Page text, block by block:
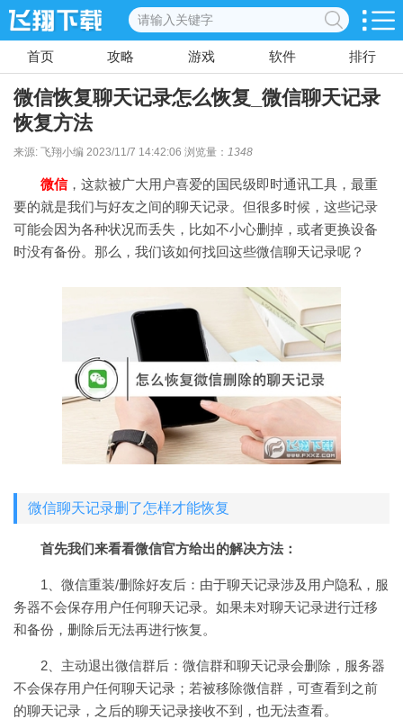
首页 攻略 游戏 软件 排行
微信恢复聊天记录怎么恢复_微信聊天记录
恢复方法
来源: 飞翔小编 2023/11/7 14:42:06 浏览量： 1348
微信，这款被广大用户喜爱的国民级即时通讯工具，最重
要的就是我们与好友之间的聊天记录。但很多时候，这些记录
可能会因为各种状况而丢失，比如不小心删掉，或者更换设备
时没有备份。那么，我们该如何找回这些微信聊天记录呢？
微信聊天记录删了怎样才能恢复
首先我们来看看微信官方给出的解决方法：
1、微信重装/删除好友后：由于聊天记录涉及用户隐私，服
务器不会保存用户任何聊天记录。如果未对聊天记录进行迁移
和备份，删除后无法再进行恢复。
2、主动退出微信群后：微信群和聊天记录会删除，服务器
不会保存用户任何聊天记录；若被移除微信群，可查看到之前
的聊天记录，之后的聊天记录接收不到，也无法查看。